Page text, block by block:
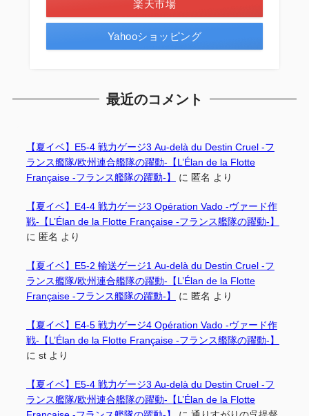
楽天市場
Yahooショッピング
最近のコメント
【夏イベ】E5-4 戦力ゲージ3 Au-delà du Destin Cruel -フ
ランス艦隊/欧州連合艦隊の躍動-【L’Élan de la Flotte
Française -フランス艦隊の躍動-】
に 匿名 より
【夏イベ】E4-4 戦力ゲージ3 Opération Vado -ヴァード作
戦-【L’Élan de la Flotte Française -フランス艦隊の躍動-】
に 匿名 より
【夏イベ】E5-2 輸送ゲージ1 Au-delà du Destin Cruel -フ
ランス艦隊/欧州連合艦隊の躍動-【L’Élan de la Flotte
Française -フランス艦隊の躍動-】
に 匿名 より
【夏イベ】E4-5 戦力ゲージ4 Opération Vado -ヴァード作
戦-【L’Élan de la Flotte Française -フランス艦隊の躍動-】
に stより
【夏イベ】E5-4 戦力ゲージ3 Au-delà du Destin Cruel -フ
ランス艦隊/欧州連合艦隊の躍動-【L’Élan de la Flotte